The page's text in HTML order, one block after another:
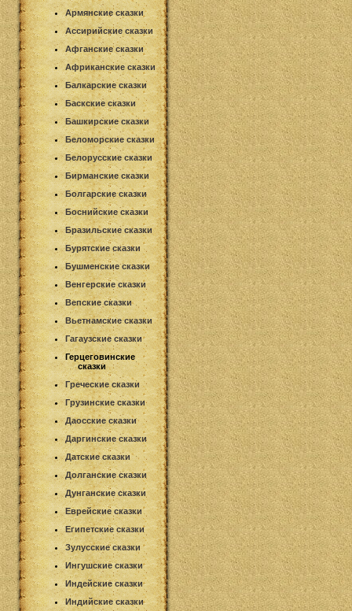
Армянские сказки
Ассирийские сказки
Афганские сказки
Африканские сказки
Балкарские сказки
Баскские сказки
Башкирские сказки
Беломорские сказки
Белорусские сказки
Бирманские сказки
Болгарские сказки
Боснийские сказки
Бразильские сказки
Бурятские сказки
Бушменские сказки
Венгерские сказки
Вепские сказки
Вьетнамские сказки
Гагаузские сказки
Герцеговинские
сказки
Греческие сказки
Грузинские сказки
Даосские сказки
Даргинские сказки
Датские сказки
Долганские сказки
Дунганские сказки
Еврейские сказки
Египетские сказки
Зулусские сказки
Ингушские сказки
Индейские сказки
Индийские сказки